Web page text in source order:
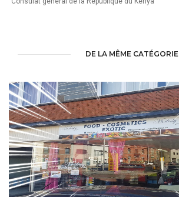
DE LA MÊME CATÉGORIE